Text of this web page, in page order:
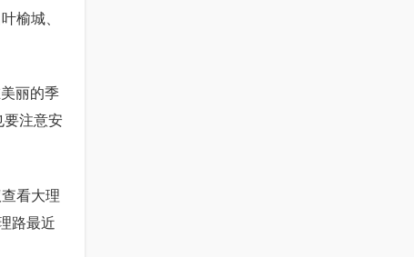
榆城、
丽的季
要注意安
看大理
路最近